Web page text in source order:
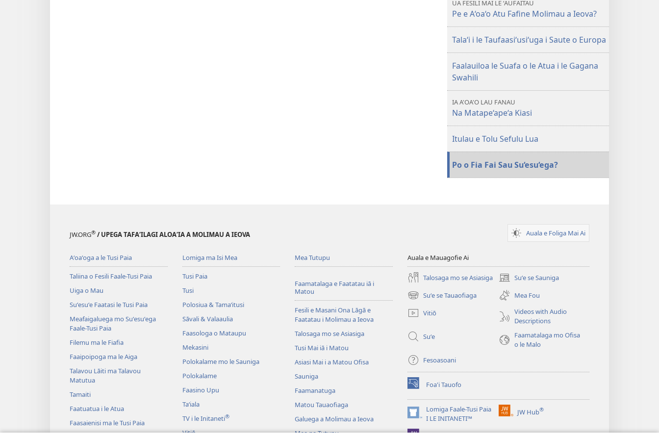
UA FESILI MAI LE ʻAUFAITAU
Pe e A‘oa‘o Atu Fafine Molimau a Ieova?
Tala‘i i le Taufaasi‘usi‘uga i Saute o Europa
Faalauiloa le Suafa o le Atua i le Gagana
Swahili
IA A'OA'O LAU FANAU
Na Matape‘ape‘a Kiasi
Itulau e Tolu Sefulu Lua
Po o Fia Fai Sau Su‘esu‘ega?
JW.ORG® / UPEGA TAFA‘ILAGI ALOA‘IA A MOLIMAU A IEOVA Auala e Foliga Mai Ai
Aʻoaʻoga a le Tusi Paia
Taliina o Fesili Faale-Tusi Paia
Uiga o Mau
Suʻesuʻe Faatasi le Tusi Paia
Meafaigaluega mo Suʻesuʻega
Faale-Tusi Paia
Filemu ma le Fiafia
Faaipoipoga ma le Aiga
Talavou Lāiti ma Talavou
Matutua
Tamaiti
Faatuatua i le Atua
Faasaienisi ma le Tusi Paia
Lomiga ma Isi Mea
Tusi Paia
Tusi
Polosiua & Tamaʻitusi
Sāvali & Valaaulia
Faasologa o Mataupu
Mekasini
Polokalame mo le Sauniga
Polokalame
Faasino Upu
Taʻiala
TV i le Initaneti®
Vitiō
Mea Tutupu
Faamatalaga e Faatatau iā i
Matou
Fesili e Masani Ona Lāgā e
Faatatau i Molimau a Ieova
Talosaga mo se Asiasiga
Tusi Mai iā i Matou
Asiasi Mai i a Matou Ofisa
Sauniga
Faamanatuga
Matou Tauaofiaga
Galuega a Molimau a Ieova
Mea na Tutupu
Auala e Mauagofie Ai
Talosaga mo se Asiasiga Suʻe se Sauniga
(tatala
se
isi
polokalame)
Suʻe se Tauaofiaga
(tatala
se
isi
Mea Fou
Vitiō
Videos with Audio
Descriptions
Suʻe
Faamatalaga mo Ofisa
o le Malo
Fesoasoani
Foa'i Tauofo
(tatala
se
isi
polokalame)
Lomiga Faale-Tusi Paia
I LE INITANETI™
(tatala
se
JW Hub®
(tatala
isi